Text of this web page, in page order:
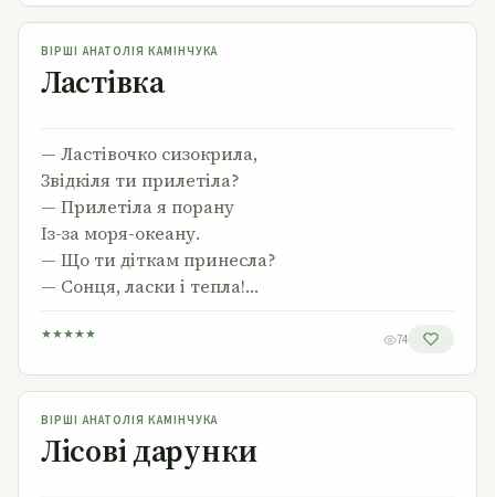
Ластівка
ВІРШІ АНАТОЛІЯ КАМІНЧУКА
Ластівка
— Ластівочко сизокрила,
Звідкіля ти прилетіла?
— Прилетіла я порану
Із-за моря-океану.
— Що ти діткам принесла?
— Сонця, ласки і тепла!…
★★★★★ 74
Лісові дарунки
ВІРШІ АНАТОЛІЯ КАМІНЧУКА
Лісові дарунки